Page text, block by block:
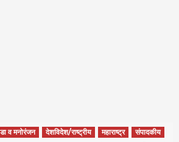
व मनोरंजन देशविदेश/राष्ट्रीय महाराष्ट्र संपादकीय